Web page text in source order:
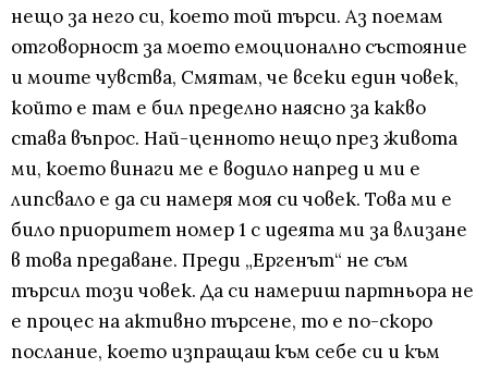
нещо за него си, което той търси. Аз поемам
отговорност за моето емоционално състояние
и моите чувства, Смятам, че всеки един човек,
който е там е бил пределно наясно за какво
става въпрос. Най-ценното нещо през живота
ми, което винаги ме е водило напред и ми е
липсвало е да си намеря моя си човек. Това ми е
било приоритет номер 1 с идеята ми за влизане
в това предаване. Преди „Ергенът“ не съм
търсил този човек. Да си намериш партньора не
е процес на активно търсене, то е по-скоро
послание, което изпращаш към себе си и към